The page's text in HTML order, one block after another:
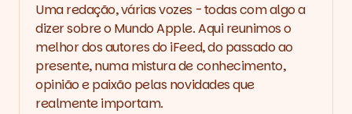
Uma redação, várias vozes - todas com algo a
dizer sobre o Mundo Apple. Aqui reunimos o
melhor dos autores do iFeed, do passado ao
presente, numa mistura de conhecimento,
opinião e paixão pelas novidades que
realmente importam.